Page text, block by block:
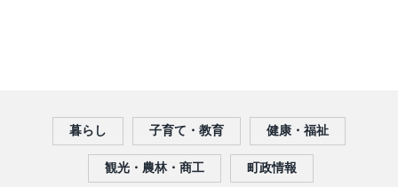
暮らし 子育て・教育 健康・福祉
観光・農林・商工 町政情報